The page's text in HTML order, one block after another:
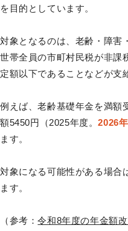
を目的としています。
対象となるのは、老齢・障害
世帯全員の市町村民税が非課
定額以下であることなどが支
例えば、老齢基礎年金を満額
額5450円（2025年度。2026
ます。
対象になる可能性がある場合
ます。
（参考：令和8年度の年金額